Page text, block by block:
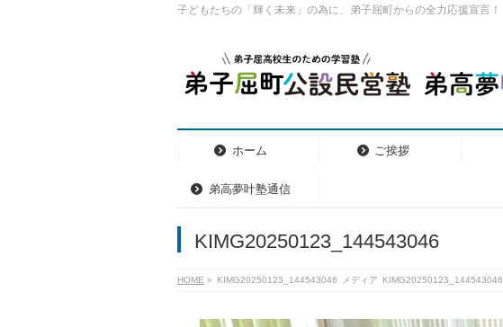
子どもたちの「輝く未来」の為に、弟子屈町からの全力応援宣言！
ホーム ご挨拶
弟高夢叶塾通信
KIMG20250123_144543046
HOME » KIMG20250123_144543046 メディア KIMG20250123_144543046